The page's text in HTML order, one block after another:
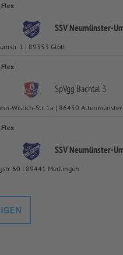
Flex
SSV Neumünster-
1 | 89353 Glött
Flex
SpVgg Bachtal 3
Wisrich-Str. 1a | 86450 Altenmünster
Flex
SSV Neumünster-
60 | 89441 Medlingen